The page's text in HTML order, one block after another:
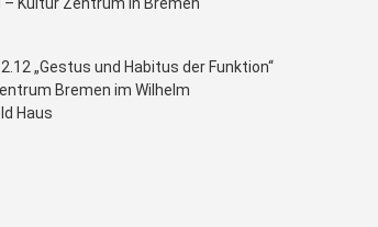
– Kultur Zentrum in Bremen
„Gestus und Habitus der Funktion“
Bremen im Wilhelm
Haus